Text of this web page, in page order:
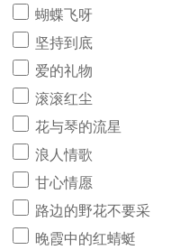
蝴蝶飞呀
坚持到底
爱的礼物
滚滚红尘
花与琴的流星
浪人情歌
甘心情愿
路边的野花不要采
晚霞中的红蜻蜓